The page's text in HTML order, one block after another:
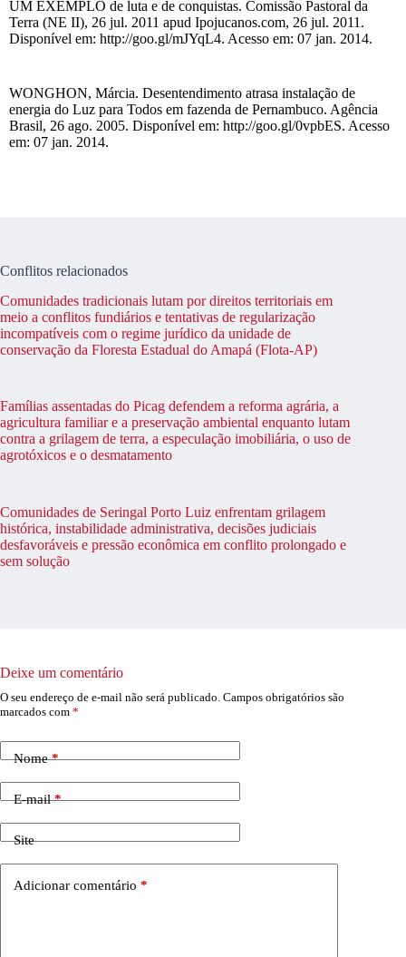
UM EXEMPLO de luta e de conquistas. Comissão Pastoral da
Terra (NE II), 26 jul. 2011 apud Ipojucanos.com, 26 jul. 2011.
Disponível em: http://goo.gl/mJYqL4. Acesso em: 07 jan. 2014.
WONGHON, Márcia. Desentendimento atrasa instalação de
energia do Luz para Todos em fazenda de Pernambuco. Agência
Brasil, 26 ago. 2005. Disponível em: http://goo.gl/0vpbES. Acesso
em: 07 jan. 2014.
Conflitos relacionados
Comunidades tradicionais lutam por direitos territoriais em
meio a conflitos fundiários e tentativas de regularização
incompatíveis com o regime jurídico da unidade de
conservação da Floresta Estadual do Amapá (Flota-AP)
Famílias assentadas do Picag defendem a reforma agrária, a
agricultura familiar e a preservação ambiental enquanto lutam
contra a grilagem de terra, a especulação imobiliária, o uso de
agrotóxicos e o desmatamento
Comunidades de Seringal Porto Luiz enfrentam grilagem
histórica, instabilidade administrativa, decisões judiciais
desfavoráveis e pressão econômica em conflito prolongado e
sem solução
Deixe um comentário
O seu endereço de e-mail não será publicado. Campos obrigatórios são
marcados com *
Nome*
E-mail*
Site
Adicionar comentário *